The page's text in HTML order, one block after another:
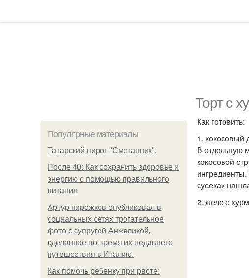
Торт с
Популярные материалы
Татарский пирог "Сметанник".
После 40: Как сохранить здоровье и
энергию с помощью правильного
питания
Артур пирожков опубликовал в
социальных сетях трогательное
фото с супругой Анжеликой,
сделанное во время их недавнего
путешествия в Италию.
Как помочь ребенку при рвоте:
Как готовить:
1. кокосовый
В отдельную
кокосовой
сусеках
2. желе с